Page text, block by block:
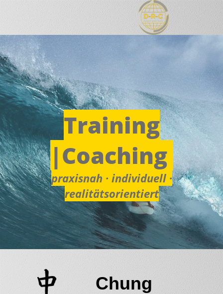
Training
|Coaching
praxisnah · individuell ·
realitätsorientiert
Chung